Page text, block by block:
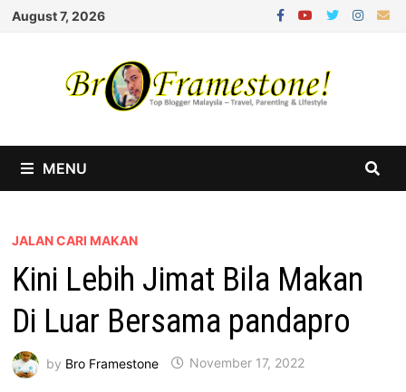
Skip
August 7, 2026
MENU
JALAN CARI MAKAN
Kini Lebih Jimat Bila Makan
Di Luar Bersama pandapro
by Bro Framestone November 17, 2022